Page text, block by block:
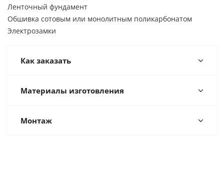
Ленточный фундамент
Обшивка сотовым или монолитным поликарбонатом
Электрозамки
Как заказать
Материалы изготовления
Монтаж